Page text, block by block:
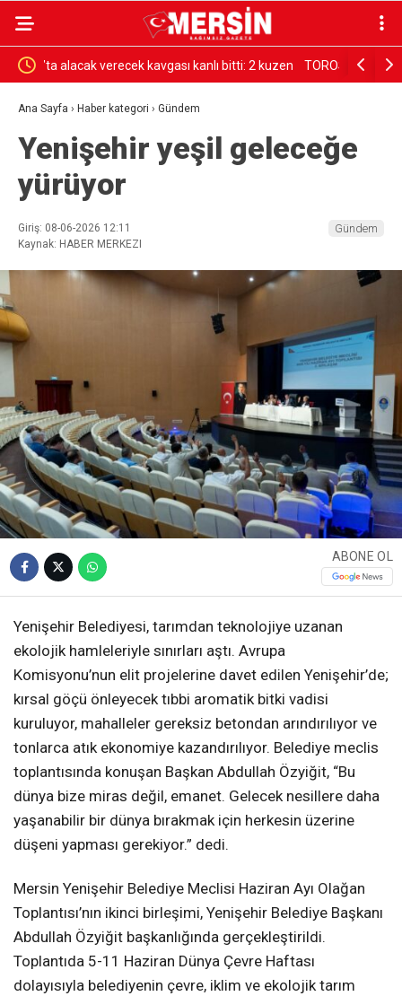
TOROSLAR’DA TEHLİKE OLUŞTURAN METRUK
BİNALAR TEK TEK YIKILIYOR
TÜM
Ana Sayfa › Haber kategori › Gündem
Yenişehir yeşil geleceğe
yürüyor
Giriş: 08-06-2026 12:11
Kaynak: HABER MERKEZI
Gündem
ABONE OL
Yenişehir Belediyesi, tarımdan teknolojiye uzanan
ekolojik hamleleriyle sınırları aştı. Avrupa
Komisyonu’nun elit projelerine davet edilen Yenişehir’de;
kırsal göçü önleyecek tıbbi aromatik bitki vadisi
kuruluyor, mahalleler gereksiz betondan arındırılıyor ve
tonlarca atık ekonomiye kazandırılıyor. Belediye meclis
toplantısında konuşan Başkan Abdullah Özyiğit, “Bu
dünya bize miras değil, emanet. Gelecek nesillere daha
yaşanabilir bir dünya bırakmak için herkesin üzerine
düşeni yapması gerekiyor.” dedi.
Mersin Yenişehir Belediye Meclisi Haziran Ayı Olağan
Toplantısı’nın ikinci birleşimi, Yenişehir Belediye Başkanı
Abdullah Özyiğit başkanlığında gerçekleştirildi.
Toplantıda 5-11 Haziran Dünya Çevre Haftası
dolayısıyla belediyenin çevre, iklim ve ekolojik tarım